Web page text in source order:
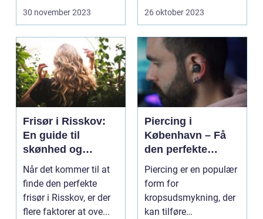
30 november 2023
om mere...
26 oktober 2023
Frisør i Risskov:
En guide til
skønhed og
velvære
Når det kommer til at
finde den perfekte
frisør i Risskov, er der
flere faktorer at ove...
Piercing i
København – Få
den perfekte
kropsudsmykning
Piercing er en populær
form for
kropsudsmykning, der
kan tilføre